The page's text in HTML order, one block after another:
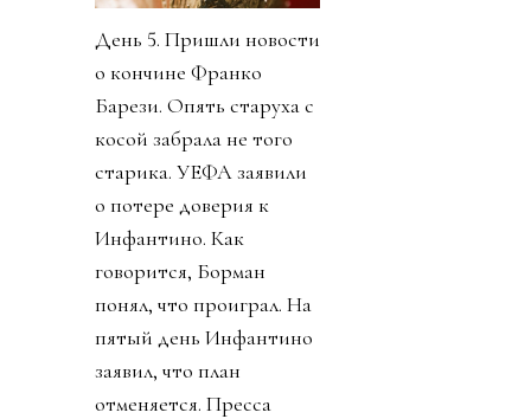
День 5. Пришли новости
о кончине Франко
Барези. Опять старуха с
косой забрала не того
старика. УЕФА заявили
о потере доверия к
Инфантино. Как
говорится, Борман
понял, что проиграл. На
пятый день Инфантино
заявил, что план
отменяется. Пресса